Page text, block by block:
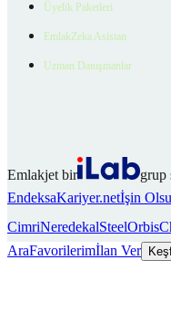
Üyelik Paketleri
EmlakZeka Asistan
Uzman Danışmanlar
Emlakjet bir
grup
EndeksaKariyer.netİşin
CimriNeredekalSteelOrbis
AraFavorilerimİlan Ver